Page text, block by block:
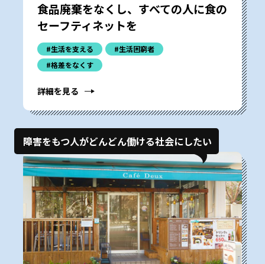
食品廃棄をなくし、すべての人に食の
セーフティネットを
#生活を支える
#生活困窮者
#格差をなくす
詳細を見る
障害をもつ人がどんどん働ける社会にしたい